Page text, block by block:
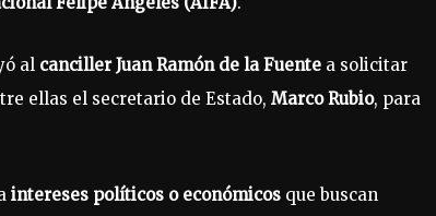
al canciller Juan Ramón de la Fuente a solicitar
ellas el secretario de Estado, Marco Rubio, para
intereses políticos o económicos que buscan